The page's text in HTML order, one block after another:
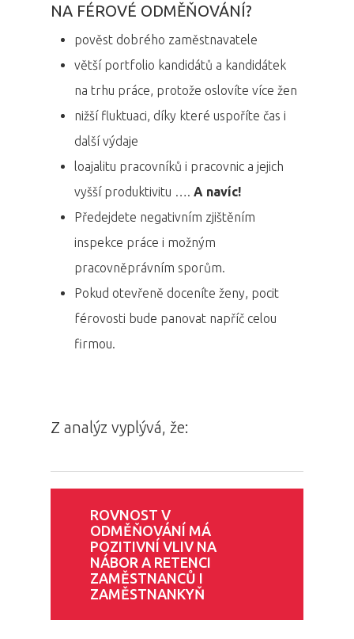
NA FÉROVÉ ODMĚŇOVÁNÍ?
pověst dobrého zaměstnavatele
větší portfolio kandidátů a kandidátek
na trhu práce, protože oslovíte více žen
nižší fluktuaci, díky které uspoříte čas i
další výdaje
loajalitu pracovníků i pracovnic a jejich
vyšší produktivitu …. A navíc!
Předejdete negativním zjištěním
inspekce práce i možným
pracovněprávním sporům.
Pokud otevřeně doceníte ženy, pocit
férovosti bude panovat napříč celou
firmou.
Z analýz vyplývá, že:
ROVNOST V
ODMĚŇOVÁNÍ MÁ
POZITIVNÍ VLIV NA
NÁBOR A RETENCI
ZAMĚSTNANCŮ I
ZAMĚSTNANKYŇ